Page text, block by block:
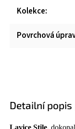
Kolekce:
Povrchová
Detailní
Lavice Stile,